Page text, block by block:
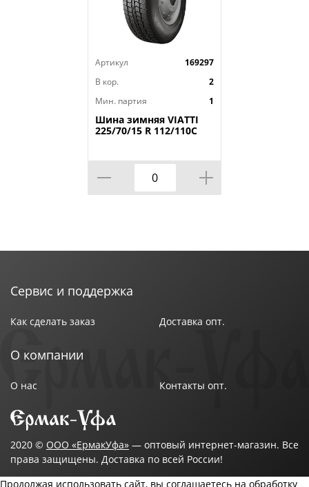
Артикул
169297
В кор.
2
Мин. партия
1
Шина зимняя VIATTI
225/70/15 R 112/110C
Сервис и поддержка
Как сделать заказ Доставка опт.
О компании
О нас Контакты опт.
2020 © ООО «ЕрмакУфа» — оптовый интернет-магазин. Все
права защищены. Доставка по всей России!
Продолжая использовать сайт, вы соглашаетесь на обработку